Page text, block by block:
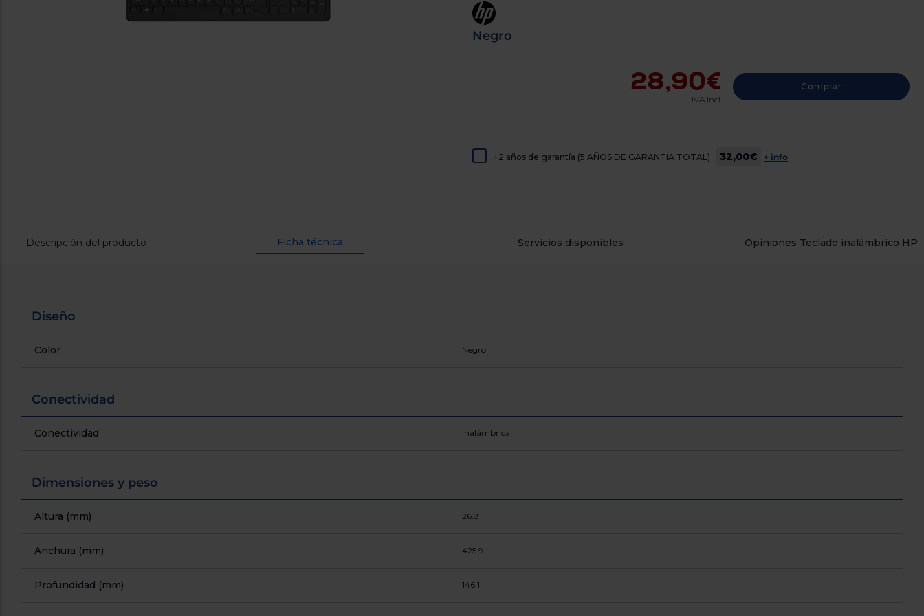
Negro
28,90€
IVA Incl.
Comprar
+2 años de garantía (5 AÑOS DE GARANTÍA TOTAL) 32,00€ + info
Descripción del producto Ficha técnica Servicios disponibles Opiniones Teclado inalámbrico HP
Diseño
Color Negro
Conectividad
Conectividad Inalámbrica
Dimensiones y peso
Altura (mm) 26.8
Anchura (mm) 425.9
Profundidad (mm) 146.1